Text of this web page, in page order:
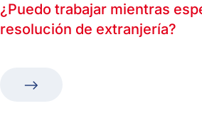
¿Puedo trabajar mientras
resolución de extranjería?